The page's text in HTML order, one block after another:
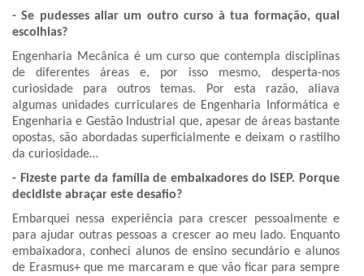
- Se pudesses aliar um outro curso à tua formação, qual
escolhias?
Engenharia Mecânica é um curso que contempla disciplinas
de diferentes áreas e, por isso mesmo, desperta-nos
curiosidade para outros temas. Por esta razão, aliava
algumas unidades curriculares de Engenharia Informática e
Engenharia e Gestão Industrial que, apesar de áreas bastante
opostas, são abordadas superficialmente e deixam o rastilho
da curiosidade…
- Fizeste parte da família de embaixadores do ISEP. Porque
decidiste abraçar este desafio?
Embarquei nessa experiência para crescer pessoalmente e
para ajudar outras pessoas a crescer ao meu lado. Enquanto
embaixadora, conheci alunos de ensino secundário e alunos
de Erasmus+ que me marcaram e que vão ficar para sempre